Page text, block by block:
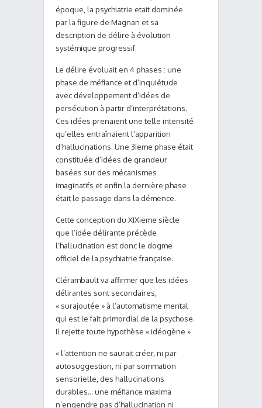
époque, la psychiatrie etait dominée
par la figure de Magnan et sa
description de délire à évolution
systémique progressif.
Le délire évoluait en 4 phases : une
phase de méfiance et d’inquiétude
avec développement d’idées de
persécution à partir d’interprétations.
Ces idées prenaient une telle intensité
qu’elles entraînaient l’apparition
d’hallucinations. Une 3ieme phase était
constituée d’idées de grandeur
basées sur des mécanismes
imaginatifs et enfin la dernière phase
était le passage dans la démence.
Cette conception du XIXieme siècle
que l’idée délirante précède
l’hallucination est donc le dogme
officiel de la psychiatrie française.
Clérambault va affirmer que les idées
délirantes sont secondaires,
« surajoutée » à l’automatisme mental
qui est le fait primordial de la psychose.
Il rejette toute hypothèse « idéogène »
« l’attention ne saurait créer, ni par
autosuggestion, ni par sommation
sensorielle, des hallucinations
durables… une méfiance maxima
n’engendre pas d’hallucination ni